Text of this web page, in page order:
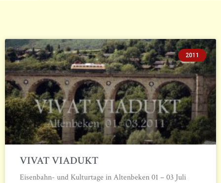
2011
VIVAT VIADUKT
Eisenbahn- und Kulturtage in Altenbeken 01 – 03 Juli